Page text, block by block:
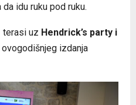
idu ruku pod ruku.
terasi uz Hendrick’s party i
izdanja